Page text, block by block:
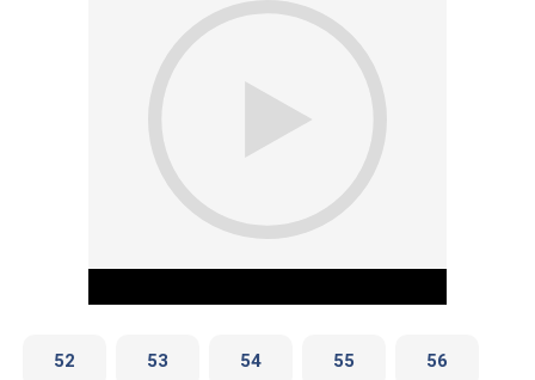
52 53 54 55 56